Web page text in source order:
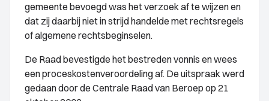
gemeente bevoegd was het verzoek af te wijzen en
dat zij daarbij niet in strijd handelde met rechtsregels
of algemene rechtsbeginselen.
De Raad bevestigde het bestreden vonnis en wees
een proceskostenveroordeling af. De uitspraak werd
gedaan door de Centrale Raad van Beroep op 21